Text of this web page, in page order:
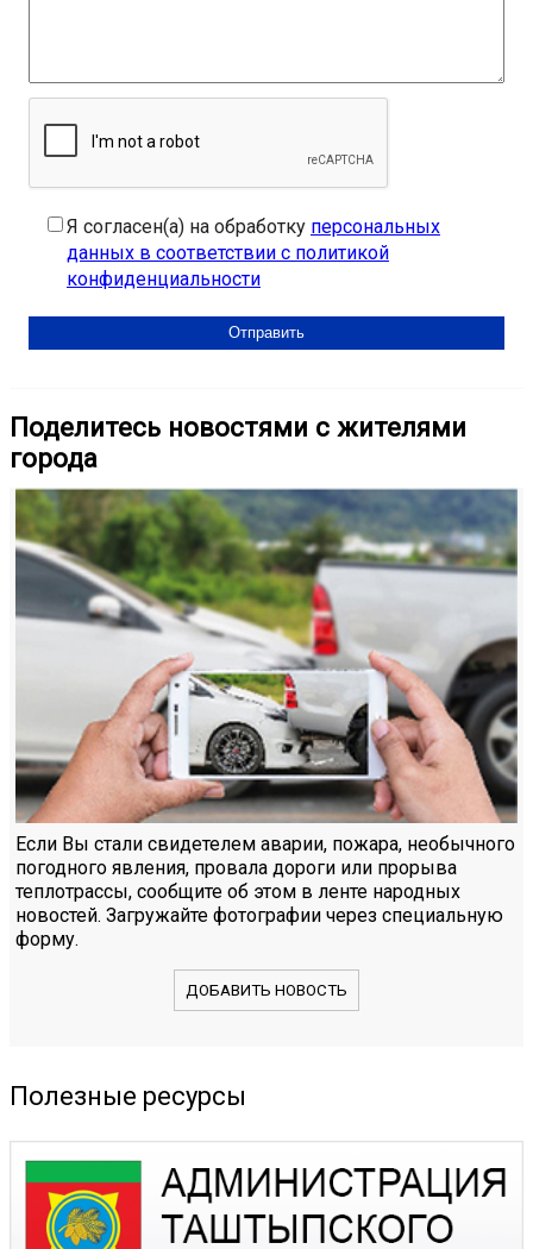
Я согласен(а) на обработку персональных
данных в соответствии с политикой
конфиденциальности
Поделитесь новостями с жителями
города
Если Вы стали свидетелем аварии, пожара, необычного
погодного явления, провала дороги или прорыва
теплотрассы, сообщите об этом в ленте народных
новостей. Загружайте фотографии через специальную
форму.
ДОБАВИТЬ НОВОСТЬ
Полезные ресурсы